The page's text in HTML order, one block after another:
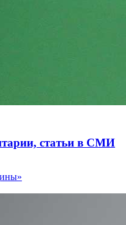
статьи в СМИ